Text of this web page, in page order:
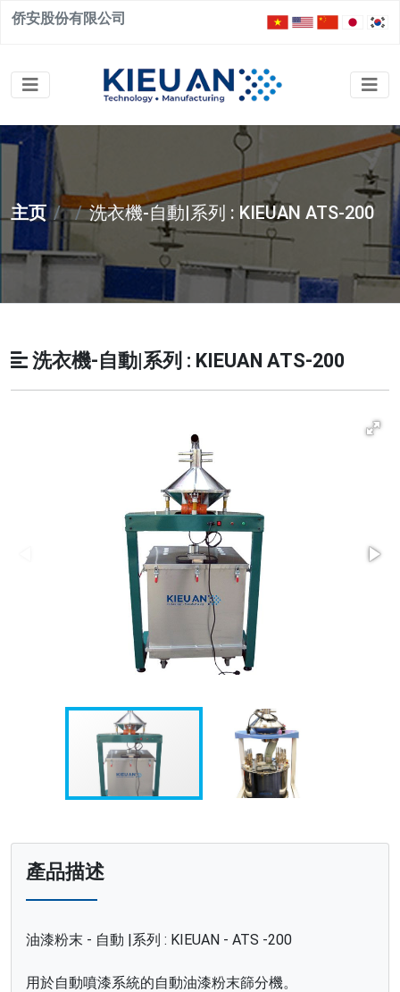
侨安股份有限公司
主页 洗衣機-自動|系列 : KIEUAN ATS-200
洗衣機-自動|系列 : KIEUAN ATS-200
產品描述
油漆粉末 - 自動 |系列 : KIEUAN - ATS -200
用於自動噴漆系統的自動油漆粉末篩分機。